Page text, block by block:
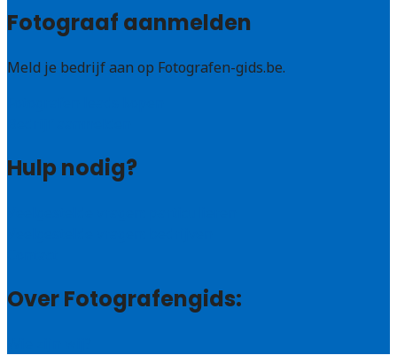
Fotograaf aanmelden
Meld je bedrijf aan op Fotografen-gids.be.
Hulp nodig?
Over Fotografengids: